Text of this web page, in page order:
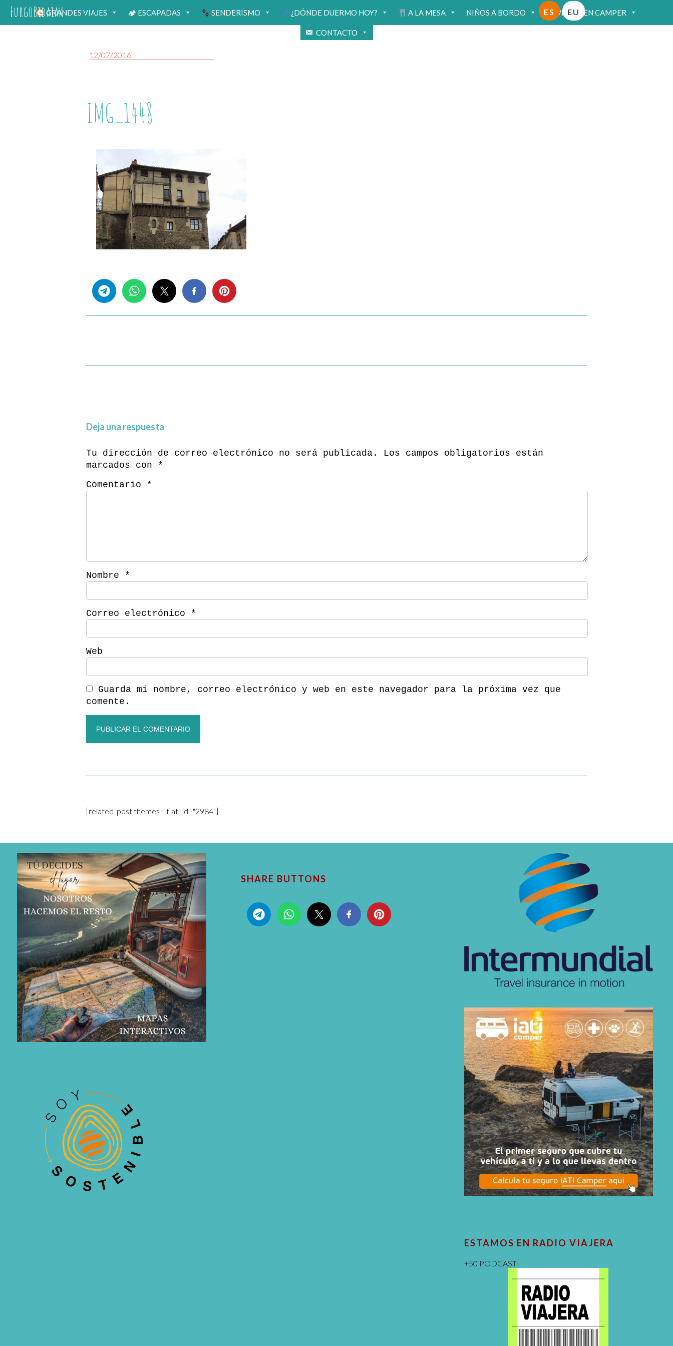
FurgoBidaiakGRANDES VIAJES 🏕 ESCAPADAS SENDERISMO ¿DÓNDE DUERMO HOY? A LA MESA NIÑOS A BORDO VIAJAR EN CAMPER
CONTACTO
ES EU
12/07/2016
IMG_1448
Deja una respuesta
Tu dirección de correo electrónico no será publicada.
Los campos obligatorios están
marcados con *
Comentario *
Nombre *
Correo electrónico *
Web
Guarda mi nombre, correo electrónico y web en este navegador para la próxima vez que
comente.
[related_post themes="flat" id="2984"]
SHARE BUTTONS
ESTAMOS EN RADIO VIAJERA
+50 PODCAST